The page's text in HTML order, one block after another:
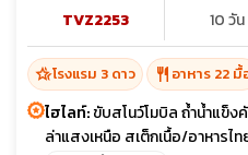
TVZ2253
10 วั
hotel_classโรงแรม 3 ดาว restaurant อาหาร 22 มื้
ไฮไลท์:ขับสโนว์โมบิล ถ้ำน้ำแข็
ล่าแสงเหนือ สเต็กเนื้อ/อาหารไ